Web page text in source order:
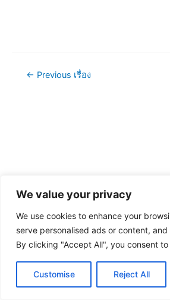
We value your privacy
We use cookies to enhance your
serve personalised ads or content,
By clicking "Accept All", you consent
Customise Reject All
แนะแนว
← Previous เรื่อง